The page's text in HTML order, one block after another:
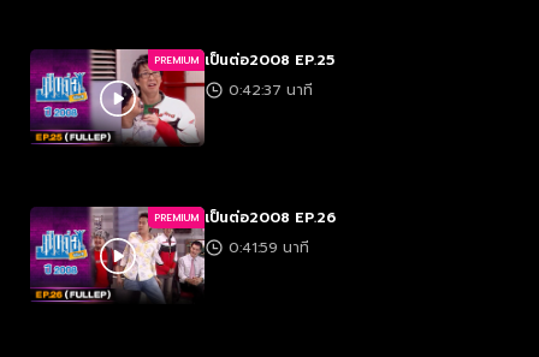
PREMIUM เป็นต่อ2008 EP.25
0:42:37 นาที
PREMIUM เป็นต่อ2008 EP.26
0:41:59 นาที